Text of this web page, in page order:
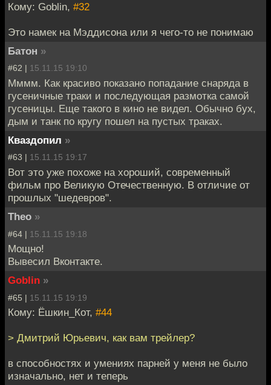
Кому: Goblin, #32
Это намек на Мэддисона или я чего-то не понимаю
Батон »
#62 | 15.11.15 19:10
Мммм. Как красиво показано попадание снаряда в
гусеничные траки и последующая размотка самой
гусеницы. Еще такого в кино не видел. Обычно бух,
дым и танк по кругу пошел на пустых траках.
Кваздопил »
#63 | 15.11.15 19:17
Вот это уже похоже на хороший, современный
фильм про Великую Отечественную. В отличие от
прошлых "шедевров".
Theo »
#64 | 15.11.15 19:18
Мощно!
Вывесил Вконтакте.
Goblin »
#65 | 15.11.15 19:19
Кому: Ёшкин_Кот, #44
> Дмитрий Юрьевич, как вам трейлер?
в способностях и умениях парней у меня не было
изначально, нет и теперь